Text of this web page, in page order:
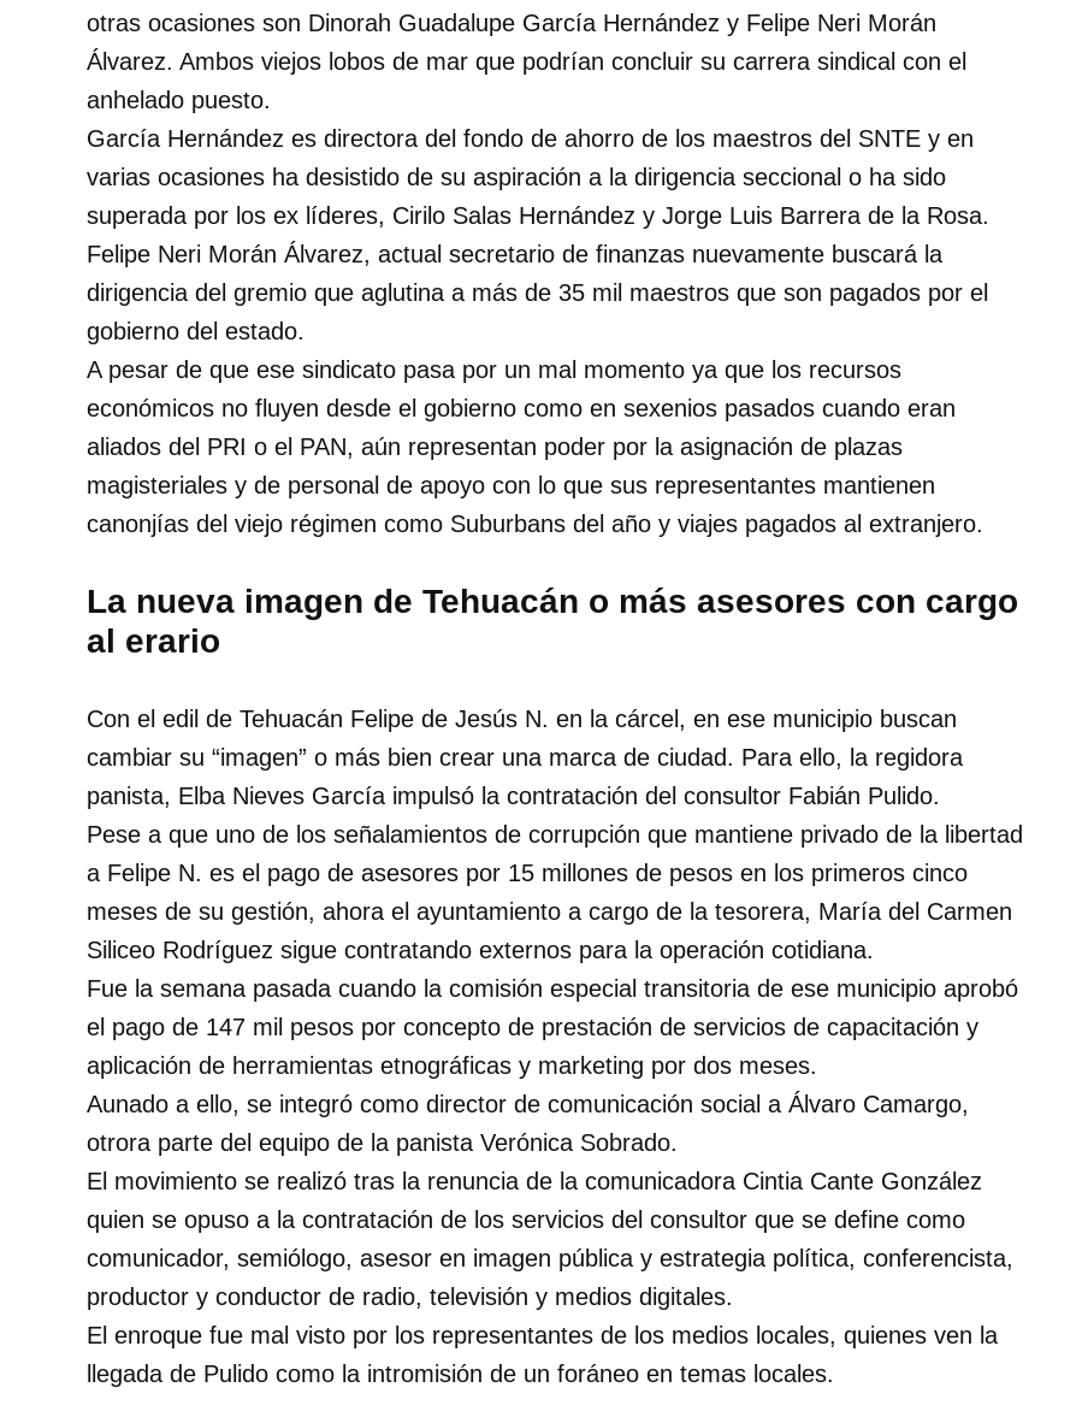
otras ocasiones son Dinorah Guadalupe García Hernández y Felipe Neri Morán
Álvarez. Ambos viejos lobos de mar que podrían concluir su carrera sindical con el
anhelado puesto.
García Hernández es directora del fondo de ahorro de los maestros del SNTE y en
varias ocasiones ha desistido de su aspiración a la dirigencia seccional o ha sido
superada por los ex líderes, Cirilo Salas Hernández y Jorge Luis Barrera de la Rosa.
Felipe Neri Morán Álvarez, actual secretario de finanzas nuevamente buscará la
dirigencia del gremio que aglutina a más de 35 mil maestros que son pagados por el
gobierno del estado.
A pesar de que ese sindicato pasa por un mal momento ya que los recursos
económicos no fluyen desde el gobierno como en sexenios pasados cuando eran
aliados del PRI o el PAN, aún representan poder por la asignación de plazas
magisteriales y de personal de apoyo con lo que sus representantes mantienen
canonjías del viejo régimen como Suburbans del año y viajes pagados al extranjero.
La nueva imagen de Tehuacán o más asesores con cargo
al erario
Con el edil de Tehuacán Felipe de Jesús N. en la cárcel, en ese municipio buscan
cambiar su “imagen” o más bien crear una marca de ciudad. Para ello, la regidora
panista, Elba Nieves García impulsó la contratación del consultor Fabián Pulido.
Pese a que uno de los señalamientos de corrupción que mantiene privado de la libertad
a Felipe N. es el pago de asesores por 15 millones de pesos en los primeros cinco
meses de su gestión, ahora el ayuntamiento a cargo de la tesorera, María del Carmen
Siliceo Rodríguez sigue contratando externos para la operación cotidiana.
Fue la semana pasada cuando la comisión especial transitoria de ese municipio aprobó
el pago de 147 mil pesos por concepto de prestación de servicios de capacitación y
aplicación de herramientas etnográficas y marketing por dos meses.
Aunado a ello, se integró como director de comunicación social a Álvaro Camargo,
otrora parte del equipo de la panista Verónica Sobrado.
El movimiento se realizó tras la renuncia de la comunicadora Cintia Cante González
quien se opuso a la contratación de los servicios del consultor que se define como
comunicador, semiólogo, asesor en imagen pública y estrategia política, conferencista,
productor y conductor de radio, televisión y medios digitales.
El enroque fue mal visto por los representantes de los medios locales, quienes ven la
llegada de Pulido como la intromisión de un foráneo en temas locales.